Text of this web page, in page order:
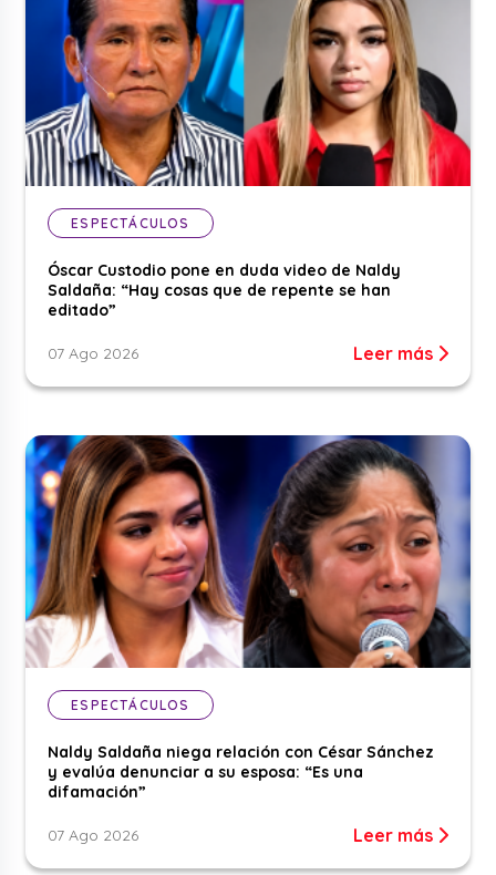
ESPECTÁCULOS
Óscar Custodio pone en duda video de Naldy
Saldaña: “Hay cosas que de repente se han
editado”
07 Ago 2026 Leer más
ESPECTÁCULOS
Naldy Saldaña niega relación con César Sánchez
y evalúa denunciar a su esposa: “Es una
difamación”
07 Ago 2026 Leer más